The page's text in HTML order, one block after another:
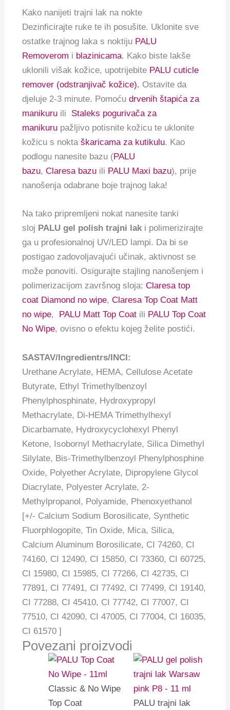
Kako nanijeti trajni lak na nokte
Dezinficirajte ruke te ih posušite. Uklonite sve
ostatke trajnog laka s noktiju PALU
Removerom i blazinicama. Kako biste lakše
uklonili višak kožice, upotrijebite PALU cuticle
remover (odstranjivač kožice). Ostavite da
djeluje 2-3 minute. Pomoćudrvenih štapića za
manikuru ili Staleks pogurivača za
manikuru pažljivo potisnite kožicu te uklonite
kožicu s noktaškaricama za kutikulu. Kao
podlogu nanesite bazu (PALU
bazu,Claresa bazu ili PALU Maxi bazu), prije
nanošenja odabrane boje trajnog laka!
Na tako pripremljeni nokat nanesite tanki
sloj PALU gel polish trajni lak i polimerizirajte
ga u profesionalnoj UV/LED lampi. Da bi se
postigao zadovoljavajući učinak, aktivnost se
može ponoviti. Osigurajte stajling nanošenjem i
polimerizacijom završnog sloja:Claresa top
coat Diamond no wipe,Claresa Top Coat Matt
no wipe, PALU Matt Top Coat ili PALU Top Coat
No Wipe, ovisno o efektu kojeg želite postići.
SASTAV/Ingredientrs/INCI:
Urethane Acrylate, HEMA, Cellulose Acetate
Butyrate, Ethyl Trimethylbenzoyl
Phenylphosphinate, Hydroxypropyl
Methacrylate, Di-HEMA Trimethylhexyl
Dicarbamate, Hydroxycyclohexyl Phenyl
Ketone, Isobornyl Methacrylate, Silica Dimethyl
Silylate, Bis-Trimethylbenzoyl Phenylphosphine
Oxide, Polyether Acrylate, Dipropylene Glycol
Diacrylate, Polyester Acrylate, 2-
Methylpropanol, Polyamide, Phenoxyethanol
[+/- Calcium Sodium Borosilicate, Synthetic
Fluorphlogopite, Tin Oxide, Mica, Silica,
Calcium Aluminum Borosilicate, CI 74260, CI
74160, CI 12490, CI 15850, CI 73360, CI 60725,
CI 15980, CI 15985, CI 77266, CI 42735, CI
77891, CI 77491, CI 77492, CI 77499, CI 19140,
CI 77288, CI 45410, CI 77742, CI 77007, CI
77510, CI 42090, CI 47005, CI 77004, CI 16035,
CI 61570 ]
Povezani proizvodi
Classic & No Wipe
Top Coat
PALU trajni lak